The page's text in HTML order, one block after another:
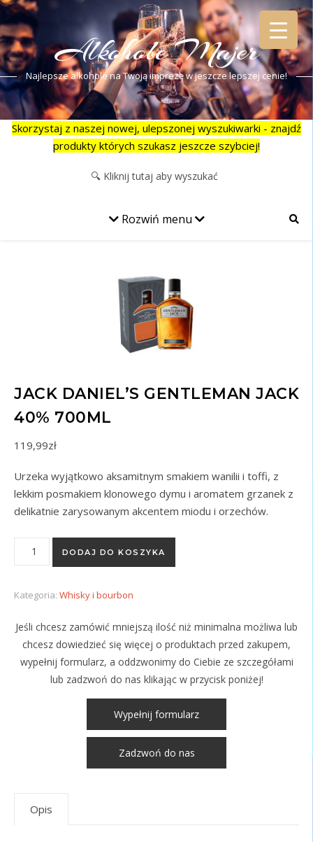
Alkohole Majer
Najlepsze alkohole na Twoją imprezę w jeszcze lepszej cenie!
Skorzystaj z naszej nowej, ulepszonej wyszukiwarki - znajdź
produkty których szukasz jeszcze szybciej!
Rozwiń menu
JACK DANIEL’S GENTLEMAN JACK
40% 700ML
119,99zł
Urzeka wyjątkowo aksamitnym smakiem wanilii i toffi, z
lekkim posmakiem klonowego dymu i aromatem grzanek z
delikatnie zarysowanym akcentem miodu i orzechów.
ilość Jack Daniel's Gentleman Jack 40% 700ml
DODAJ DO KOSZYKA
Kategoria: Whisky i bourbon
Jeśli chcesz zamówić mniejszą ilość niż minimalna możliwa lub
chcesz dowiedzieć się więcej o produktach przed zakupem,
wypełnij formularz, a oddzwonimy do Ciebie ze szczegółami
lub zadzwoń do nas klikając w przycisk poniżej!
Wypełnij formularz
Zadzwoń do nas
Opis